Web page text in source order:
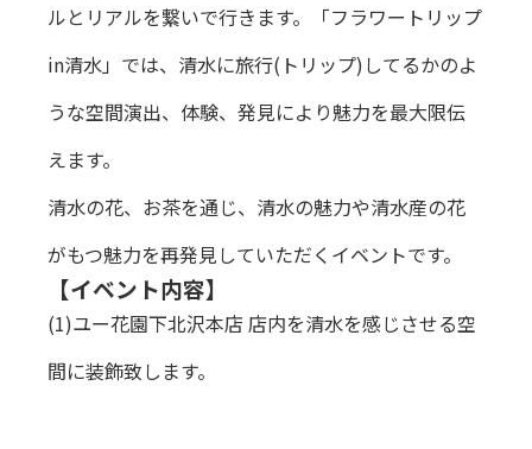
ルとリアルを繋いで行きます。「フラワートリップ
in清水」では、清水に旅行(トリップ)してるかのよ
うな空間演出、体験、発見により魅力を最大限伝
えます。
清水の花、お茶を通じ、清水の魅力や清水産の花
がもつ魅力を再発見していただくイベントです。
【イベント内容】
(1)ユー花園下北沢本店 店内を清水を感じさせる空
間に装飾致します。